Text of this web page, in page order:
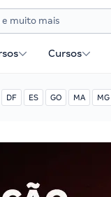
Cursos
DF ES GO MA MG